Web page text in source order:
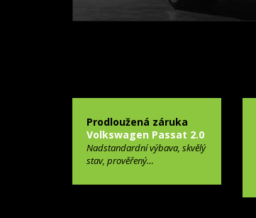
Prodloužená záruka
Volkswagen Passat 2.0
Nadstandardní výbava, skvělý
stav, prověřený…